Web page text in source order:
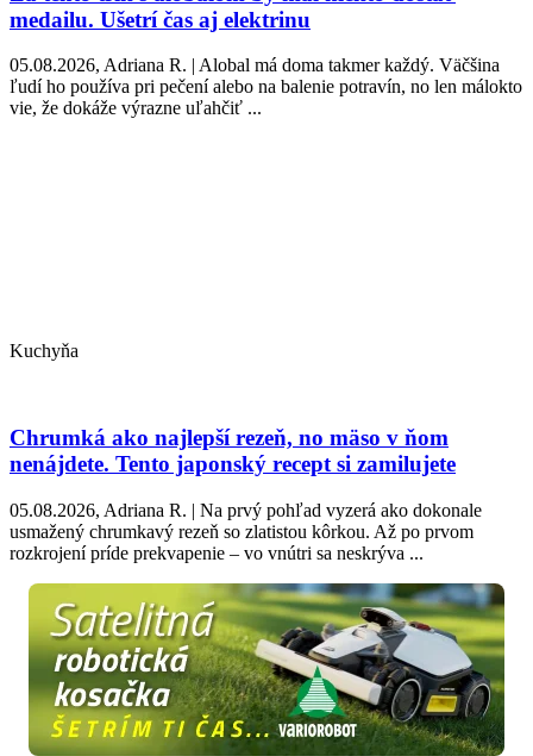
medailu. Ušetrí čas aj elektrinu
05.08.2026, Adriana R. | Alobal má doma takmer každý. Väčšina
ľudí ho používa pri pečení alebo na balenie potravín, no len málokto
vie, že dokáže výrazne uľahčiť ...
Kuchyňa
Chrumká ako najlepší rezeň, no mäso v ňom
nenájdete. Tento japonský recept si zamilujete
05.08.2026, Adriana R. | Na prvý pohľad vyzerá ako dokonale
usmažený chrumkavý rezeň so zlatistou kôrkou. Až po prvom
rozkrojení príde prekvapenie – vo vnútri sa neskrýva ...